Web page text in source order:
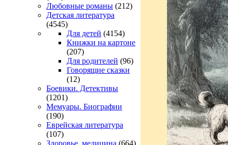
Любовные романы (212)
Детская литература
(4545)
Для детей (4154)
Книжки на картоне
(207)
Для родителей (96)
Говорящие сказки
(12)
Боевики. Детективы
(1201)
Мемуары. Биографии
(190)
Еврейская литература
(107)
Здоровье, медицина (664)